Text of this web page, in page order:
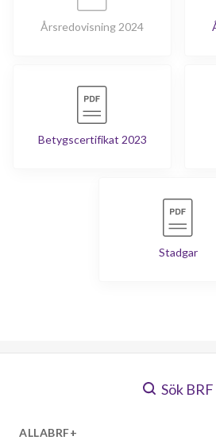
Årsredovisning 2024
Betygscertifikat 2023
Stadgar
Sök BRF
ALLABRF+